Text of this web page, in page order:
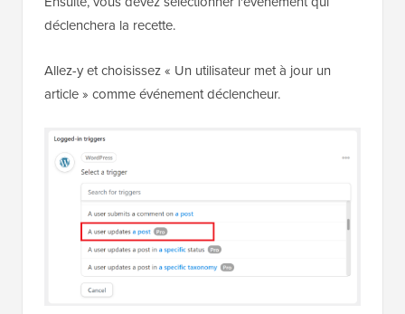
déclenchera la recette.
Allez-y et choisissez « Un utilisateur met à jour un
article » comme événement déclencheur.